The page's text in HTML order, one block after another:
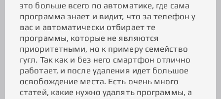
это больше всего по автоматике, где сама
программа знает и видит, что за телефон у
вас и автоматически отбирает те
программы, которые не являются
приоритетными, но к примеру семейство
гугл. Так как и без него смартфон отлично
работает, и после удаления идет большое
освобождение места. Есть очень много
статей, какие нужно удалять программы, а